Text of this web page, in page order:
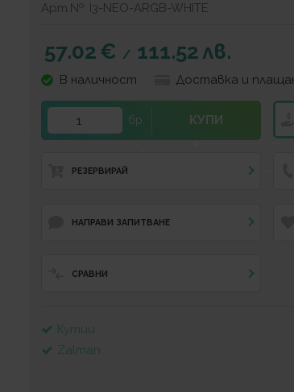
Арт.№: I3-NEO-ARGB-WHITE
57.02€ / 111.52лв.
В наличност Доставка и
бр. КУПИ
РЕЗЕРВИРАЙ
НАПРАВИ ЗАПИТВАНЕ
СРАВНИ
Кутии
Zalman